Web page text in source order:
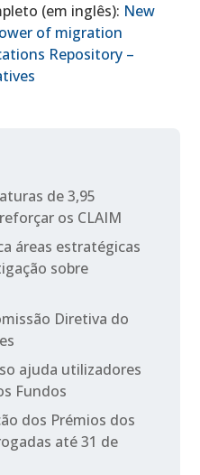
(em inglês): New
of migration
Repository –
de 3,95
os CLAIM
áreas estratégicas
sobre
Diretiva do
ajuda utilizadores
Fundos
dos Prémios dos
até 31 de